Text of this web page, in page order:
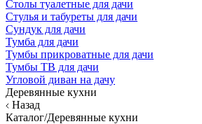
Столы туалетные для дачи
Стулья и табуреты для дачи
Сундук для дачи
Тумба для дачи
Тумбы прикроватные для дачи
Тумбы ТВ для дачи
Угловой диван на дачу
Деревянные кухни
Назад
Каталог/Деревянные кухни